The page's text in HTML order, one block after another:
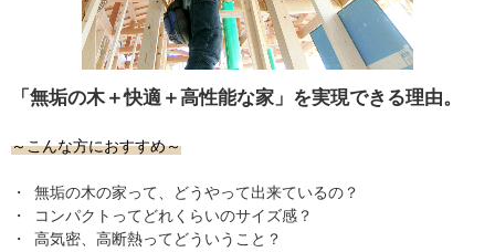
「無垢の木＋快適＋高性能な家」を実現できる理由。
～こんな方におすすめ～
・
無垢の木の家って、どうやって出来ているの？
・
コンパクトってどれくらいのサイズ感？
・
高気密、高断熱ってどういうこと？